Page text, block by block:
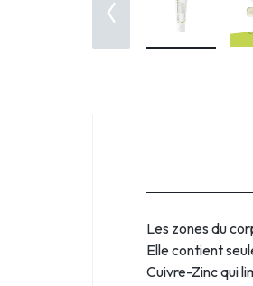
Les zones du
Elle contient
Cuivre-Zinc qui